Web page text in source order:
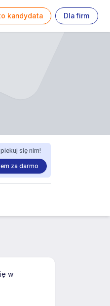
kandydata Dla firm
się nim!
za darmo
w